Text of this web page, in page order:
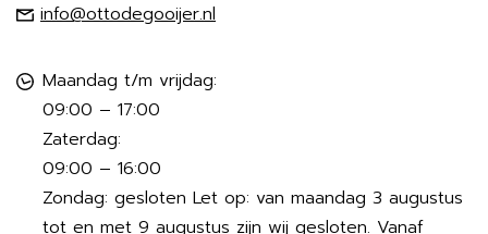
info@ottodegooijer.nl
Maandag t/m vrijdag:
09:00 – 17:00
Zaterdag:
09:00 – 16:00
Zondag: gesloten Let op: van maandag 3 augustus
tot en met 9 augustus zijn wij gesloten. Vanaf